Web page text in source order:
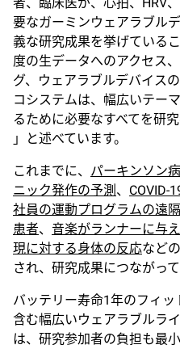
要なガーミンウェアラブル
義な研究成果を挙げている
度の生データへのアクセス
グ、ウェアラブルデバイス
コシステムは、幅広いテー
るために必要なすべてを研
」と述べています。
これまでに、 パーキンソン
ニック発作の予測 、 COVID-
社員の運動プログラムの遠
患者、 音楽がランナーに与
現に対する身体の反応など
され、研究成果につながって
バッテリー寿命1年のフィ
含む幅広いウェアラブルラ
は、研究参加者の負担も最